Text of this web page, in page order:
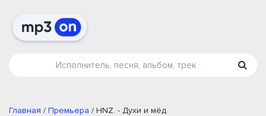
Главная / Премьера / HNZ. - Духи и мёд